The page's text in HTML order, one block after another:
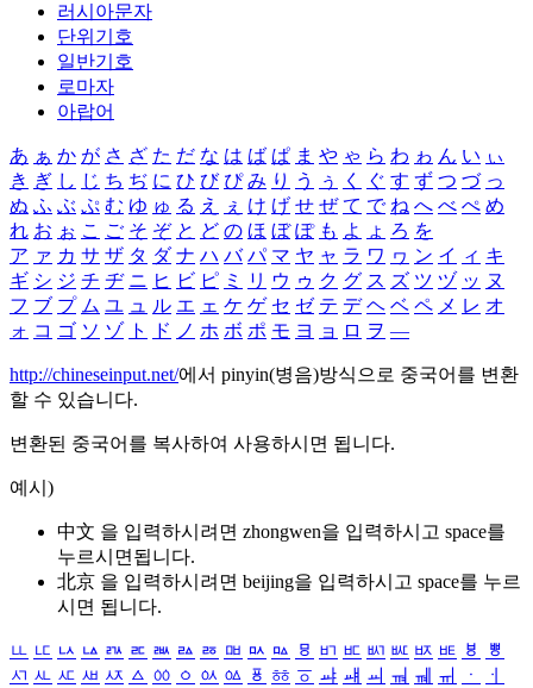
러시아문자
단위기호
일반기호
로마자
아랍어
あ ぁ か が さ ざ た だ な は ば ぱ ま や ゃ ら わ ゎ ん い ぃ
き ぎ し じ ち ぢ に ひ び ぴ み り う ぅ く ぐ す ず つ づ っ
ぬ ふ ぶ ぷ む ゆ ゅ る え ぇ け げ せ ぜ て で ね へ べ ぺ め
れ お ぉ こ ご そ ぞ と ど の ほ ぼ ぽ も よ ょ ろ を
ア ァ カ サ ザ タ ダ ナ ハ バ パ マ ヤ ャ ラ ワ ヮ ン イ ィ キ
ギ シ ジ チ ヂ ニ ヒ ビ ピ ミ リ ウ ゥ ク グ ス ズ ツ ヅ ッ ヌ
フ ブ プ ム ユ ュ ル エ ェ ケ ゲ セ ゼ テ デ ヘ ベ ペ メ レ オ
ォ コ ゴ ソ ゾ ト ド ノ ホ ボ ポ モ ヨ ョ ロ ヲ ―
http://chineseinput.net/에서 pinyin(병음)방식으로 중국어를 변환
할 수 있습니다.
변환된 중국어를 복사하여 사용하시면 됩니다.
예시)
中文 을 입력하시려면 zhongwen을 입력하시고 space를
누르시면됩니다.
北京 을 입력하시려면 beijing을 입력하시고 space를 누르
시면 됩니다.
ㅥ ㅦ ㅧ ㅨ ㅩ ㅪ ㅫ ㅬ ㅭ ㅮ ㅯ ㅰ ㅱ ㅲ ㅳ ㅴ ㅵ ㅶ ㅷ ㅸ
ㅹ
ㅺ ㅻ ㅼ ㅽ ㅾ ㅿ ㆀ ㆁ ㆂ ㆃ ㆄ ㆅ ㆆ ㆇ ㆈ ㆉ ㆊ ㆋ ㆌ ㆍ
ㆎ